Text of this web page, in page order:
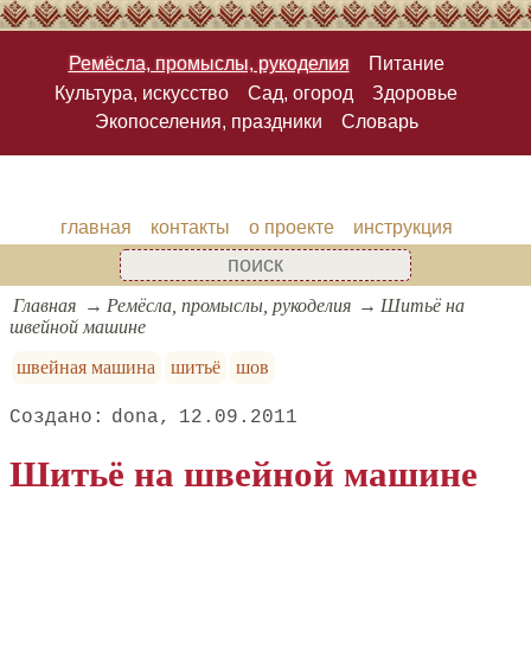
Ремёсла, промыслы, рукоделия
Питание
Культура, искусство
Сад, огород
Здоровье
Экопоселения, праздники
Словарь
главная контакты о проекте инструкция
Главная Ремёсла, промыслы, рукоделия
Шитьё на
швейной машине
швейная машина
шитьё шов
dona 12.09.2011
Шитьё на швейной машине